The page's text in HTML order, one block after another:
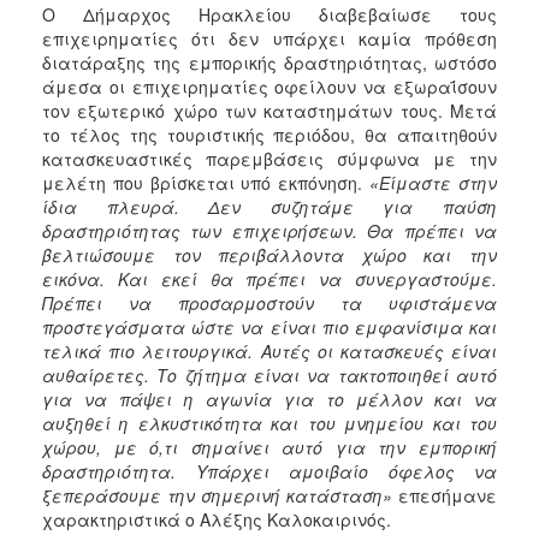
Ο Δήμαρχος Ηρακλείου διαβεβαίωσε τους
επιχειρηματίες ότι δεν υπάρχει καμία πρόθεση
διατάραξης της εμπορικής δραστηριότητας, ωστόσο
άμεσα οι επιχειρηματίες οφείλουν να εξωραΐσουν
τον εξωτερικό χώρο των καταστημάτων τους. Μετά
το τέλος της τουριστικής περιόδου, θα απαιτηθούν
κατασκευαστικές παρεμβάσεις σύμφωνα με την
μελέτη που βρίσκεται υπό εκπόνηση. «Είμαστε στην
ίδια πλευρά. Δεν συζητάμε για παύση
δραστηριότητας των επιχειρήσεων. Θα πρέπει να
βελτιώσουμε τον περιβάλλοντα χώρο και την
εικόνα. Και εκεί θα πρέπει να συνεργαστούμε.
Πρέπει να προσαρμοστούν τα υφιστάμενα
προστεγάσματα ώστε να είναι πιο εμφανίσιμα και
τελικά πιο λειτουργικά. Αυτές οι κατασκευές είναι
αυθαίρετες. Το ζήτημα είναι να τακτοποιηθεί αυτό
για να πάψει η αγωνία για το μέλλον και να
αυξηθεί η ελκυστικότητα και του μνημείου και του
χώρου, με ό,τι σημαίνει αυτό για την εμπορική
δραστηριότητα. Υπάρχει αμοιβαίο όφελος να
ξεπεράσουμε την σημερινή κατάσταση» επεσήμανε
χαρακτηριστικά ο Αλέξης Καλοκαιρινός.